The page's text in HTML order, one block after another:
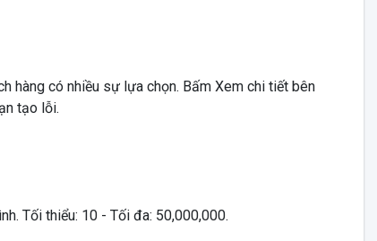
hàng có nhiều sự lựa chọn. Bấm Xem chi tiết bên
tạo lỗi.
Tối thiểu: 10 - Tối đa: 50,000,000.